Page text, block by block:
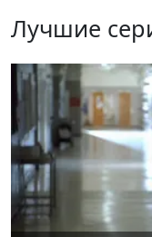
Лучшие